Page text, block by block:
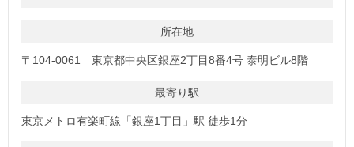
所在地
〒104-0061 東京都中央区銀座2丁目8番4号 泰明ビル8階
最寄り駅
東京メトロ有楽町線「銀座1丁目」駅 徒歩1分